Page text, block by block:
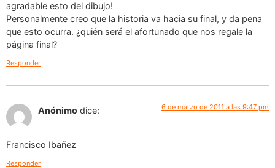
agradable esto del dibujo!
Personalmente creo que la historia va hacia su final, y da pena
que esto ocurra. ¿quién será el afortunado que nos regale la
página final?
Responder
Anónimo dice: 6 de marzo de 2011 a las 9:47 pm
Francisco Ibañez
Responder